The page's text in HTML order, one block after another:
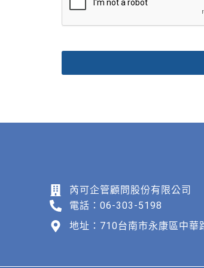
芮可企管顧問股份有限公司
電話：06-303-5198
地址：710台南市永康區中華